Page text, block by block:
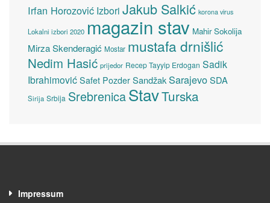
Irfan Horozović Izbori Jakub Salkić korona virus
Lokalni izbori 2020 magazin stav Mahir Sokolija
Mirza Skenderagić Mostar mustafa drnišlić
Nedim Hasić prijedor Recep Tayyip Erdogan Sadik
Ibrahimović Safet Pozder SandžakSarajevoSDA
Sirija Srbija SrebrenicaStavTurska
Impressum